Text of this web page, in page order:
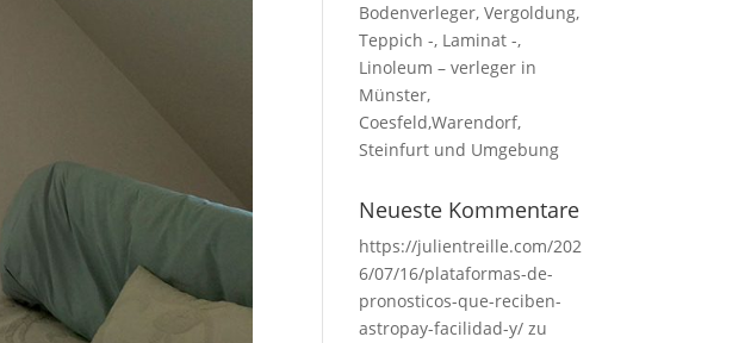
Bodenverleger, Vergoldung,
Teppich -, Laminat -,
Linoleum – verleger in
Münster,
Coesfeld,Warendorf,
Steinfurt und Umgebung
Neueste Kommentare
https://julientreille.com/202
6/07/16/plataformas-de-
pronosticos-que-reciben-
astropay-facilidad-y/ zu